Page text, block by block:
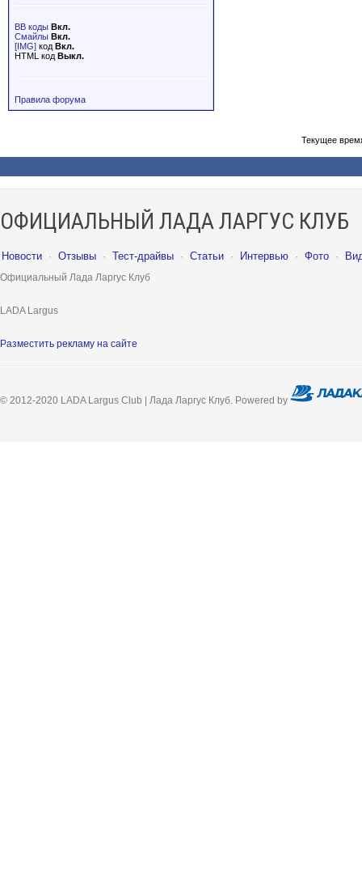
BB коды Вкл.
Смайлы Вкл.
[IMG] код Вкл.
HTML код Выкл.
Правила форума
Текущее
ОФИЦИАЛЬНЫЙ ЛАДА ЛАРГУС КЛУБ
Новости · Отзывы · Тест-драйвы · Статьи · Интервью · Фото ·
Официальный Лада Ларгус Клуб
LADA Largus
Разместить рекламу на сайте
© 2012-2020 LADA Largus Club | Лада Ларгус Клуб. Powered by